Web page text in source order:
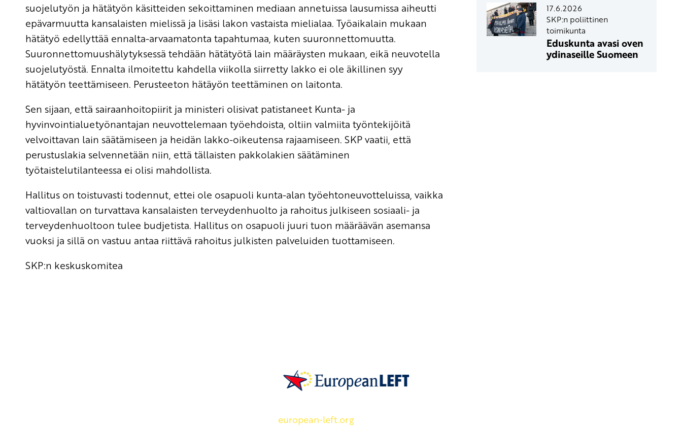
suojelutyön ja hätätyön käsitteiden sekoittaminen mediaan annetuissa lausumissa aiheutti
epävarmuutta kansalaisten mielissä ja lisäsi lakon vastaista mielialaa. Työaikalain mukaan
hätätyö edellyttää ennalta-arvaamatonta tapahtumaa, kuten suuronnettomuutta.
Suuronnettomuushälytyksessä tehdään hätätyötä lain määräysten mukaan, eikä neuvotella
suojelutyöstä. Ennalta ilmoitettu kahdella viikolla siirretty lakko ei ole äkillinen syy
hätätyön teettämiseen. Perusteeton hätäyön teettäminen on laitonta.
Sen sijaan, että sairaanhoitopiirit ja ministeri olisivat patistaneet Kunta- ja
hyvinvointialuetyönantajan neuvottelemaan työehdoista, oltiin valmiita työntekijöitä
velvoittavan lain säätämiseen ja heidän lakko-oikeutensa rajaamiseen. SKP vaatii, että
perustuslakia selvennetään niin, että tällaisten pakkolakien säätäminen
työtaistelutilanteessa ei olisi mahdollista.
Hallitus on toistuvasti todennut, ettei ole osapuoli kunta-alan työehtoneuvotteluissa, vaikka
valtiovallan on turvattava kansalaisten terveydenhuolto ja rahoitus julkiseen sosiaali- ja
terveydenhuoltoon tulee budjetista. Hallitus on osapuoli juuri tuon määräävän asemansa
vuoksi ja sillä on vastuu antaa riittävä rahoitus julkisten palveluiden tuottamiseen.
SKP:n keskuskomitea
17.6.2026
SKP:n poliittinen
toimikunta
Eduskunta avasi oven
ydinaseille Suomeen
european-left.org